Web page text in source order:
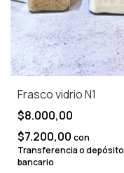
Frasco vidrio N1
$8.000,00
$7.200,00 con
Transferencia o depósito
bancario